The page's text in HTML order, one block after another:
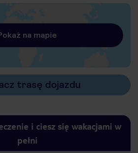
na mapie
trasę dojazdu
i ciesz się wakacjami w
pełni